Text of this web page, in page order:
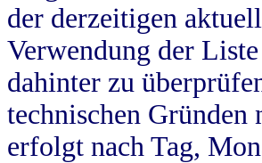
der derzeitigen
Verwendung der
dahinter zu
technischen
erfolgt nach Tag,